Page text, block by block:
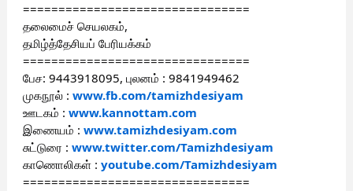
================================
தலைமைச் செயலகம்,
தமிழ்த்தேசியப் பேரியக்கம்
================================
பேச: 9443918095, புலனம் : 9841949462
முகநூல் : www.fb.com/tamizhdesiyam
ஊடகம் : www.kannottam.com
இணையம் : www.tamizhdesiyam.com
சுட்டுரை : www.twitter.com/Tamizhdesiyam
காணொலிகள் : youtube.com/Tamizhdesiyam
================================